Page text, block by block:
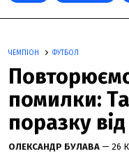
ЧЕМПІОН ФУТБОЛ
помилки:
поразку
ОЛЕКСАНДР БУЛАВА — 26